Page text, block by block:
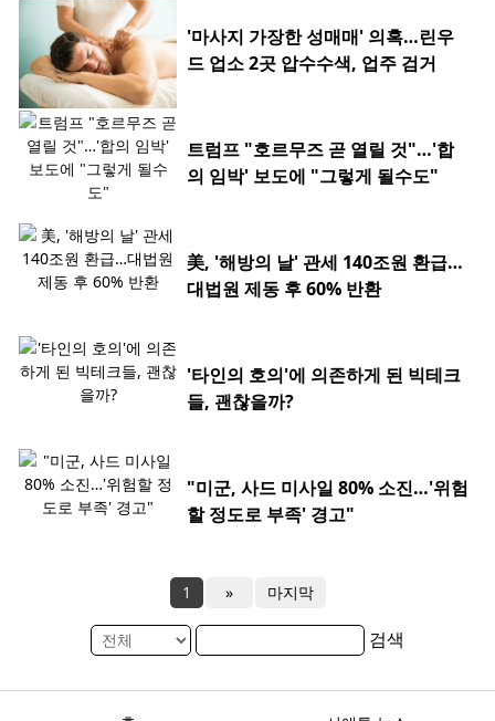
'마사지 가장한 성매매' 의혹…린우
드 업소 2곳 압수수색, 업주 검거
트럼프 "호르무즈 곧 열릴 것"…'합
의 임박' 보도에 "그렇게 될수도"
美, '해방의 날' 관세 140조원 환급…
대법원 제동 후 60% 반환
'타인의 호의'에 의존하게 된 빅테크
들, 괜찮을까?
"미군, 사드 미사일 80% 소진…'위험
할 정도로 부족' 경고"
1 » 마지막
검색